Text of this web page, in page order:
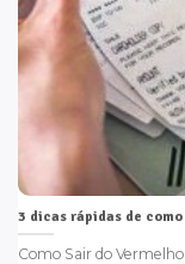
3 dicas rápidas de
Como Sair do